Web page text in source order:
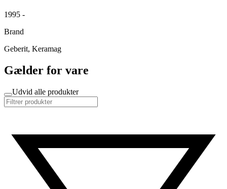
1995 -
Brand
Geberit, Keramag
Gælder for vare
Udvid alle produkter